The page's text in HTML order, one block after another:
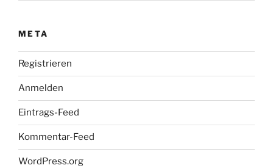
META
Registrieren
Anmelden
Eintrags-Feed
Kommentar-Feed
WordPress.org